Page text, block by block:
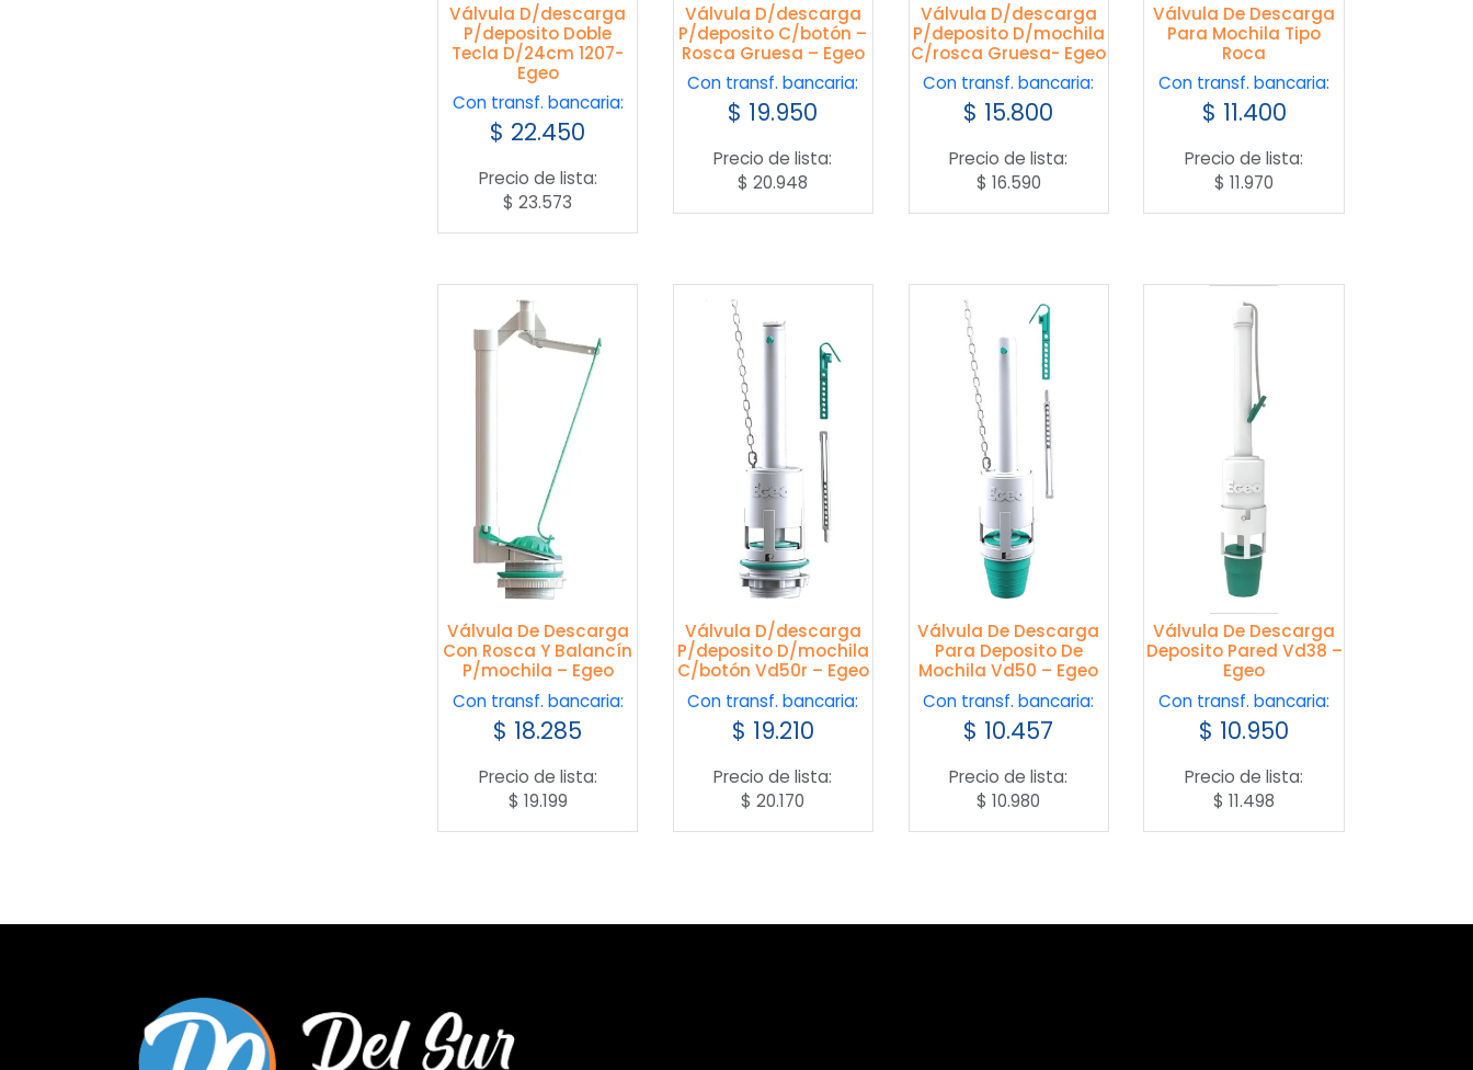
Válvula D/descarga
P/deposito Doble
Tecla D/24cm 1207-
Egeo
Con transf. bancaria:
$ 22.450
Precio de lista:
$ 23.573
Válvula D/descarga
P/deposito C/botón –
Rosca Gruesa – Egeo
Con transf. bancaria:
$ 19.950
Precio de lista:
$ 20.948
Válvula D/descarga
P/deposito D/mochila
C/rosca Gruesa- Egeo
Con transf. bancaria:
$ 15.800
Precio de lista:
$ 16.590
Válvula De Descarga
Para Mochila Tipo
Roca
Con transf. bancaria:
$ 11.400
Precio de lista:
$ 11.970
Válvula De Descarga
Con Rosca Y Balancín
P/mochila – Egeo
Con transf. bancaria:
$ 18.285
Precio de lista:
$ 19.199
Válvula D/descarga
P/deposito D/mochila
C/botón Vd50r – Egeo
Con transf. bancaria:
$ 19.210
Precio de lista:
$ 20.170
Válvula De Descarga
Para Deposito De
Mochila Vd50 – Egeo
Con transf. bancaria:
$ 10.457
Precio de lista:
$ 10.980
Válvula De Descarga
Deposito Pared Vd38 –
Egeo
Con transf. bancaria:
$ 10.950
Precio de lista:
$ 11.498